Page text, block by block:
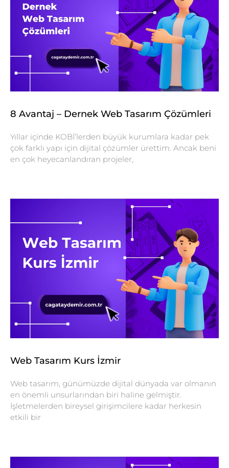
8 Avantaj – Dernek Web Tasarım Çözümleri
Yıllar içinde KOBİ’lerden büyük kurumlara kadar pek
çok farklı yapı için dijital çözümler ürettim. Ancak beni
en çok heyecanlandıran projeler,
Web Tasarım Kurs İzmir
Web tasarım, günümüzde dijital dünyada var olmanın
en önemli unsurlarından biri haline gelmiştir.
İşletmelerden bireysel girişimcilere kadar herkesin
etkili bir